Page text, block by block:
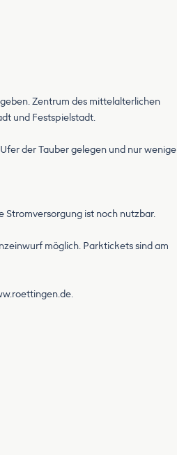
Zentrum des mittelalterlichen
und Festspielstadt.
der Tauber gelegen und nur wenige
Stromversorgung ist noch nutzbar.
möglich. Parktickets sind am